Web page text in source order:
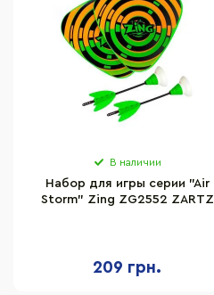
В наличии
Набор для игры серии "Air
Storm" Zing ZG2552 ZARTZ
209 грн.